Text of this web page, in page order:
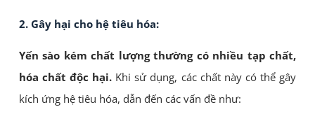
2. Gây hại cho hệ tiêu hóa:
Yến sào kém chất lượng thường có nhiều tạp chất,
hóa chất độc hại. Khi sử dụng, các chất này có thể gây
kích ứng hệ tiêu hóa, dẫn đến các vấn đề như: